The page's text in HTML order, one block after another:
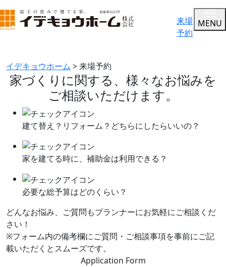
来場
予約
MENU
イデキョウホーム >来場予約
家づくりに関する、 様々なお悩みを
ご相談いただけます。
建て替え？リフォーム？ どちらにしたらいいの？
家を建てる時に、 補助金は利用できる？
必要な総予算はどのくらい？
どんなお悩み、ご質問もプランナーにお気軽にご相談くだ
さい！
※フォーム内の備考欄にご質問・ご相談事項を事前にご記
載いただくとスムーズです。
Application Form